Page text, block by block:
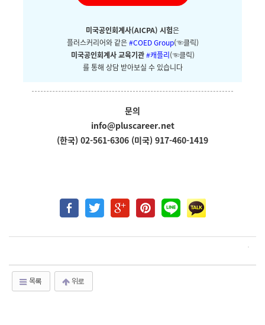
미국공인회계사(AICPA) 시험은
플러스커리어와 같은#COED Group(☜클릭)
미국공인회계사 교육기관#캐플리(☜클릭)
를 통해 상담 받아보실 수 있습니다
문의
info@pluscareer.net
(한국) 02-561-6306 (미국) 917-460-1419
목록 위로